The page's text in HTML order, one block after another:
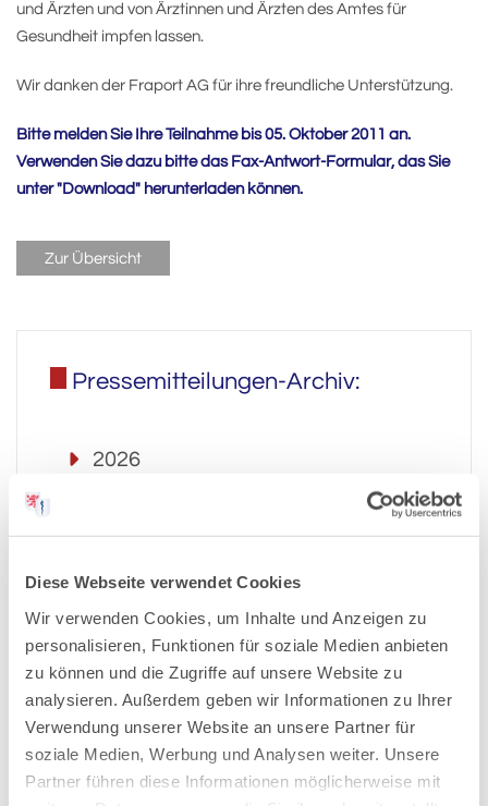
Diese Webseite verwendet Cookies
Wir verwenden Cookies, um Inhalte und Anzeigen zu
personalisieren, Funktionen für soziale Medien anbieten
zu können und die Zugriffe auf unsere Website zu
analysieren. Außerdem geben wir Informationen zu Ihrer
Verwendung unserer Website an unsere Partner für
soziale Medien, Werbung und Analysen weiter. Unsere
Partner führen diese Informationen möglicherweise mit
und Ärzten und von Ärztinnen und Ärzten des Amtes für
Gesundheit impfen lassen.
Wir danken der Fraport AG für ihre freundliche Unterstützung.
Bitte melden Sie Ihre Teilnahme bis 05. Oktober 2011 an.
Verwenden Sie dazu bitte das Fax-Antwort-Formular, das Sie
unter "Download" herunterladen können.
Zur Übersicht
Pressemitteilungen-Archiv:
2026
2024
2023
2022
2021